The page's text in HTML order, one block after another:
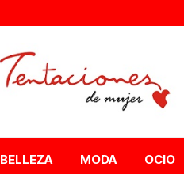
BELLEZA MODA OCIO